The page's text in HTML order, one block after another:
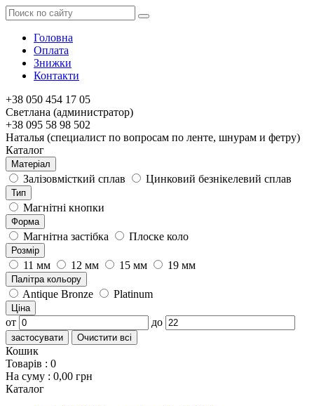
Головна
Оплата
Знижки
Контакти
+38 050 454 17 05
Светлана (администратор)
+38 095 58 98 502
Наталья (специалист по вопросам по ленте, шнурам и фетру)
Каталог
Матеріал
Залізовмісткий сплав Цинковий безнікелевий сплав
Тип
Магнітні кнопки
Форма
Магнітна застібка Плоске коло
Розмір
11 мм 12 мм 15 мм 19 мм
Палітра кольору
Antique Bronze Platinum
Ціна
от до
застосувати Очистити всі
Кошик
Товарів : 0
На суму : 0,00 грн
Каталог